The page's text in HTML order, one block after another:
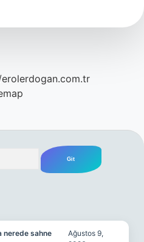
nerede sahne
Ağustos 9,